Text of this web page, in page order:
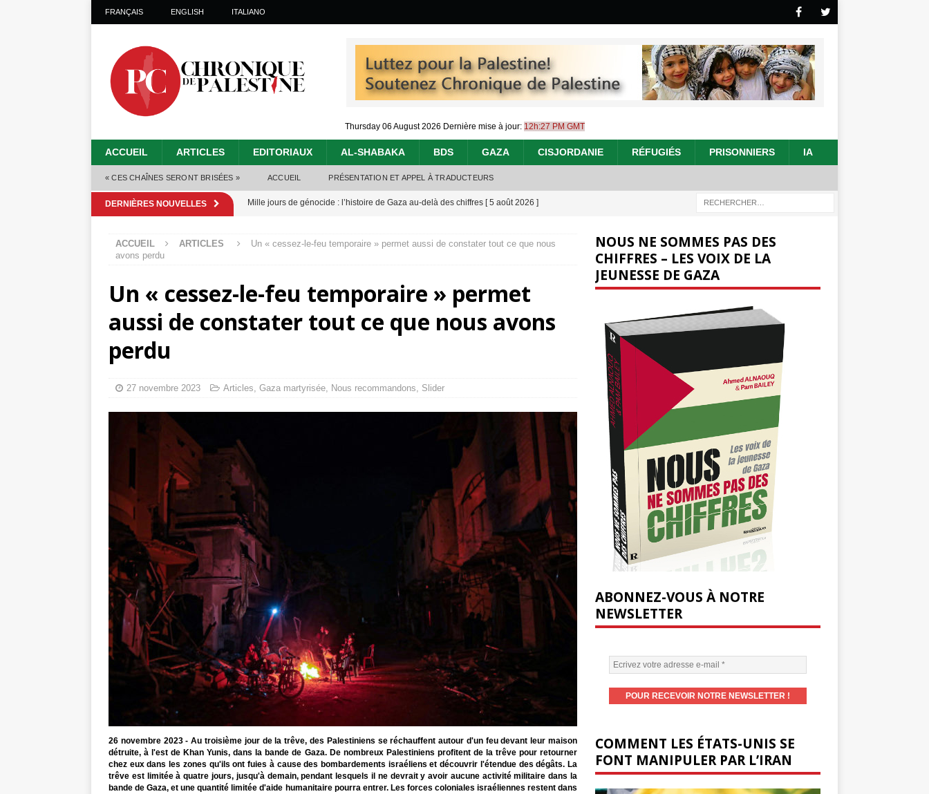
FRANÇAIS ENGLISH ITALIANO
Thursday 06 August 2026 Dernière mise à jour: 12h:27 PM GMT
ACCUEIL ARTICLES EDITORIAUX AL-SHABAKA BDS GAZA CISJORDANIE RÉFUGIÉS PRISONNIERS IA
« CES CHAÎNES SERONT BRISÉES » ACCUEIL PRÉSENTATION ET APPEL À TRADUCTEURS
DERNIÈRES NOUVELLES Mille jours de génocide : l’histoire de Gaza au-delà des chiffres [ 5 août 2026 ]
Alors que Trump annonce un « accord de paix » à Gaza, les Israéliens multiplie les
Les Israéliens se servent de la Cisjordanie comme d’une poubelle pour leurs déchets
toxiques[ 3 août 2026 ]
ACCUEIL ARTICLES
Un « cessez-le-feu temporaire » permet aussi de constater tout ce que nous
avons perdu
Un « cessez-le-feu temporaire » permet
aussi de constater tout ce que nous avons
perdu
27 novembre 2023 Articles, Gaza martyrisée, Nous recommandons, Slider
26 novembre 2023 - Au troisième jour de la trêve, des Palestiniens se réchauffent autour d'un feu devant leur maison
détruite, à l'est de Khan Yunis, dans la bande de Gaza. De nombreux Palestiniens profitent de la trêve pour retourner
chez eux dans les zones qu'ils ont fuies à cause des bombardements israéliens et découvrir l'étendue des dégâts. La
trêve est limitée à quatre jours, jusqu'à demain, pendant lesquels il ne devrait y avoir aucune activité militaire dans la
bande de Gaza, et une quantité limitée d'aide humanitaire pourra entrer. Les forces coloniales israéliennes restent dans
NOUS NE SOMMES PAS DES
CHIFFRES – LES VOIX DE LA
JEUNESSE DE GAZA
ABONNEZ-VOUS À NOTRE
NEWSLETTER
COMMENT LES ÉTATS-UNIS SE
FONT MANIPULER PAR L’IRAN